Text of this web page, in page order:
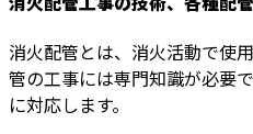
消火配管とは、消火活動で使
管の工事には専門知識が必要
に対応します。